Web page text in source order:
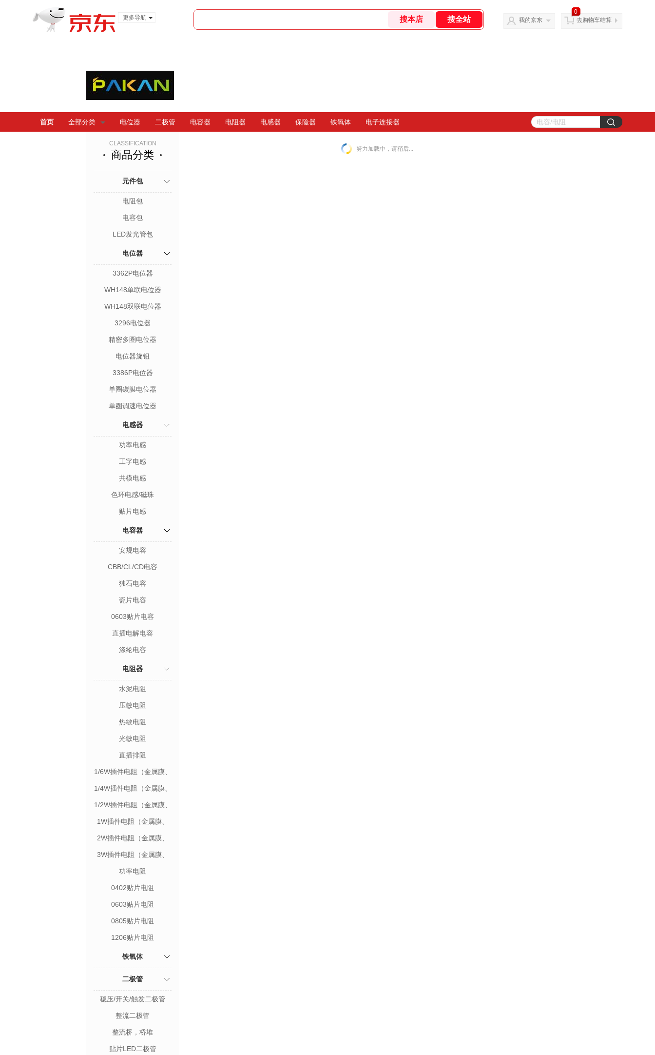
更多导航
我的京东
0
去购物车结算
首页 全部分类 电位器 二极管 电容器 电阻器 电感器 保险器 铁氧体 电子连接器
CLASSIFICATION
商品分类
元件包
电阻包
电容包
LED发光管包
电位器
3362P电位器
WH148单联电位器
WH148双联电位器
3296电位器
精密多圈电位器
电位器旋钮
3386P电位器
单圈碳膜电位器
单圈调速电位器
电感器
功率电感
工字电感
共模电感
色环电感/磁珠
贴片电感
电容器
安规电容
CBB/CL/CD电容
独石电容
瓷片电容
0603贴片电容
直插电解电容
涤纶电容
电阻器
水泥电阻
压敏电阻
热敏电阻
光敏电阻
直插排阻
1/6W插件电阻（金属膜、
碳膜）
1/4W插件电阻（金属膜、
碳膜）
1/2W插件电阻（金属膜、
碳膜）
1W插件电阻（金属膜、
碳膜）
2W插件电阻（金属膜、
碳膜）
3W插件电阻（金属膜、
碳膜）
功率电阻
0402贴片电阻
0603贴片电阻
0805贴片电阻
1206贴片电阻
铁氧体
二极管
稳压/开关/触发二极管
整流二极管
整流桥，桥堆
贴片LED二极管
努力加载中，请稍后...